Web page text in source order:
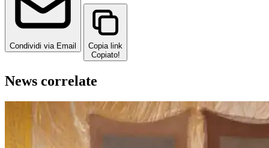
Condividi via Email
Copia link
Copiato!
News correlate